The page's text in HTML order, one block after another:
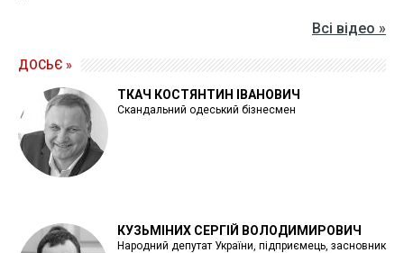
Всі відео »
ДОСЬЄ »
ТКАЧ КОСТЯНТИН ІВАНОВИЧ
Скандальний одеський бізнесмен
КУЗЬМІНИХ СЕРГІЙ ВОЛОДИМИРОВИЧ
Народний депутат України, підприємець, засновник